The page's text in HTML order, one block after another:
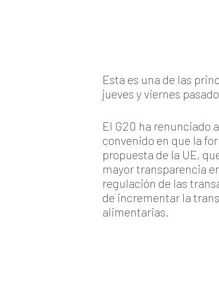
Esta es una de las
jueves y viernes
El G20 ha renunciado
convenido en que la
propuesta de la UE,
mayor transparencia
regulación de las
de incrementar la
alimentarias.